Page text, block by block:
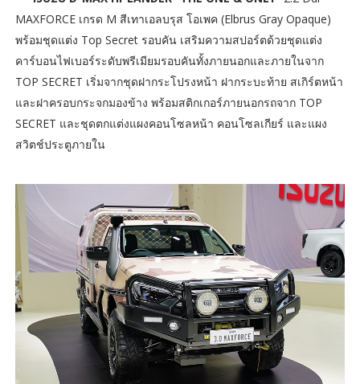
MAXFORCE เกรด M สีเทาเอลบรุส โอเพค (Elbrus Gray Opaque)
พร้อมชุดแต่ง Top Secret รอบคัน เสริมความสปอร์ตด้วยชุดแต่ง
คาร์บอนไฟเบอร์ระดับพรีเมียมรอบคันทั้งภายนอกและภายในจาก
TOP SECRET เริ่มจากชุดฝากระโปรงหน้า ฝากระบะท้าย สเกิร์ตหน้า
และฝาครอบกระจกมองข้าง พร้อมสติกเกอร์ภายนอกรถจาก TOP
SECRET และชุดตกแต่งแผงคอนโซลหน้า คอนโซลเกียร์ และแผง
สวิตช์ประตูภายใน